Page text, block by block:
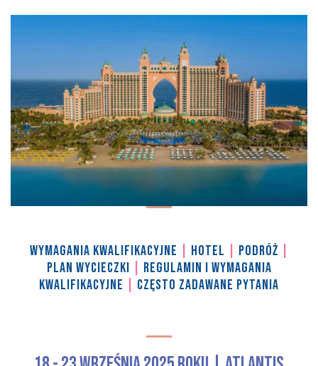
WYMAGANIA KWALIFIKACYJNE HOTEL PODRÓŻ
PLAN WYCIECZKI
REGULAMIN I WYMAGANIA
KWALIFIKACYJNE
CZĘSTO ZADAWANE PYTANIA